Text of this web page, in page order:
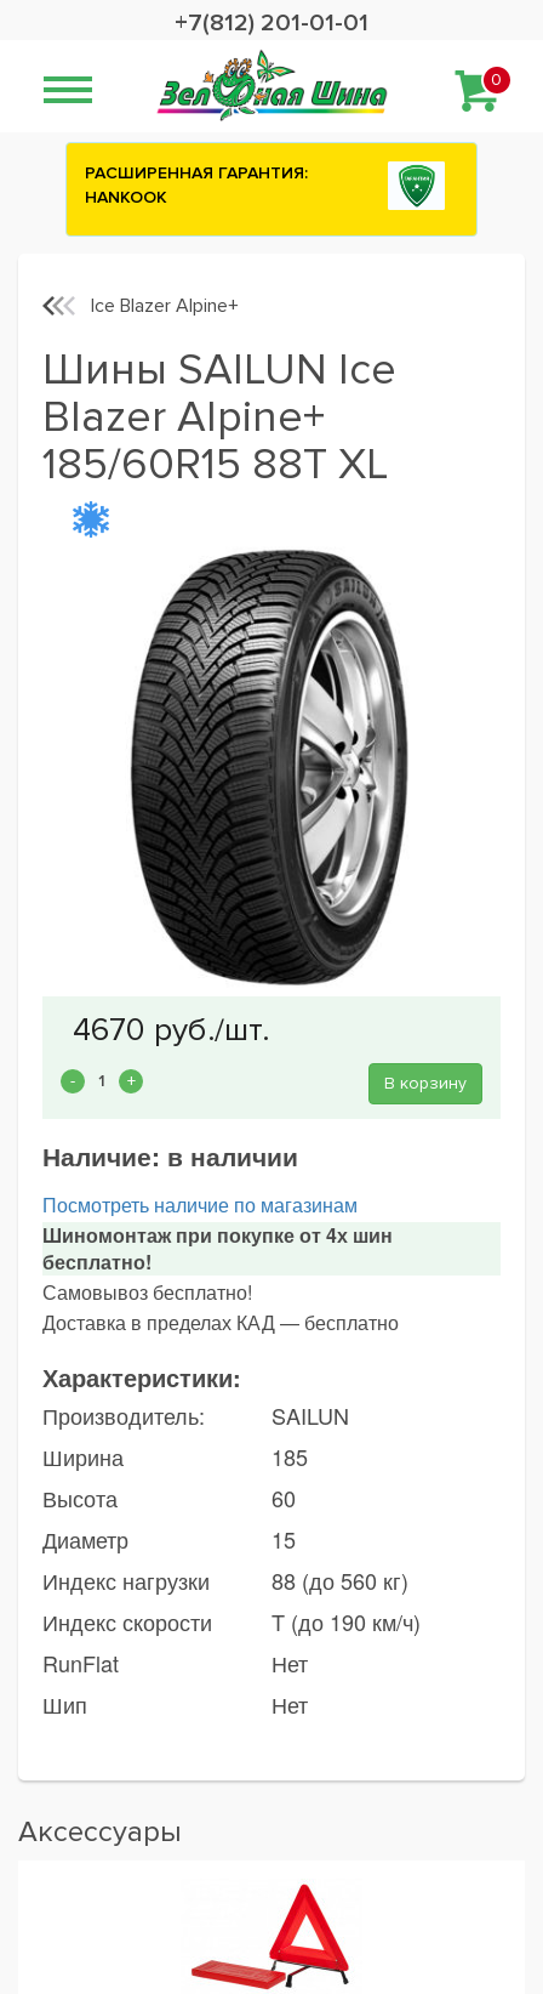
+7(812) 201-01-01
0
ГАРАНТИЯ:
Сashback 2500 рублей на
Ice Blazer Alpine+
Шины SAILUN Ice
Blazer Alpine+
185/60R15 88T XL
В корзину
Наличие: в наличии
Посмотреть наличие по магазинам
Шиномонтаж при покупке от 4х шин
бесплатно!
Самовывоз бесплатно!
Доставка в пределах КАД — бесплатно
Характеристики:
Производитель:
SAILUN
Ширина
185
Высота
60
Диаметр
15
Индекс нагрузки
88 (до 560 кг)
Индекс скорости
T (до 190 км/ч)
RunFlat
Нет
Шип
Нет
Аксессуары